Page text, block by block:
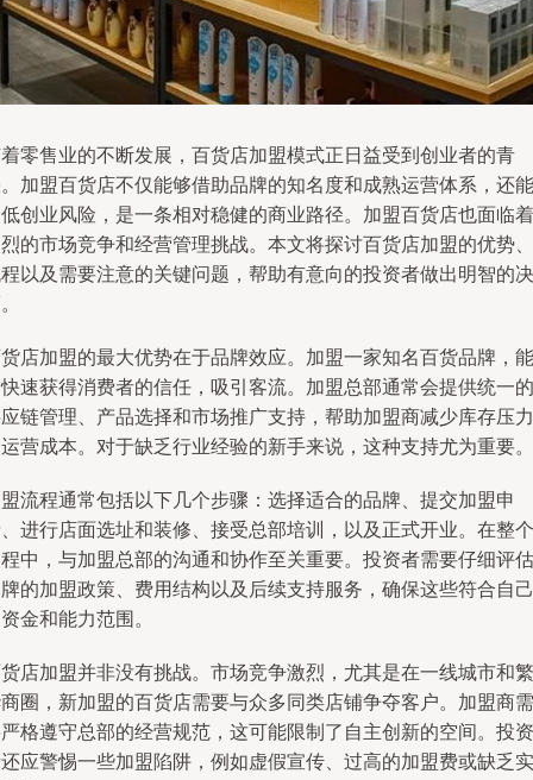
零售业的不断发展，百货店加盟模式正日益受到创业者的青
加盟百货店不仅能够借助品牌的知名度和成熟运营体系，还能
创业风险，是一条相对稳健的商业路径。加盟百货店也面临着
的市场竞争和经营管理挑战。本文将探讨百货店加盟的优势、
以及需要注意的关键问题，帮助有意向的投资者做出明智的决
店加盟的最大优势在于品牌效应。加盟一家知名百货品牌，能
速获得消费者的信任，吸引客流。加盟总部通常会提供统一的
链管理、产品选择和市场推广支持，帮助加盟商减少库存压力
营成本。对于缺乏行业经验的新手来说，这种支持尤为重要。
流程通常包括以下几个步骤：选择适合的品牌、提交加盟申
进行店面选址和装修、接受总部培训，以及正式开业。在整个
中，与加盟总部的沟通和协作至关重要。投资者需要仔细评估
的加盟政策、费用结构以及后续支持服务，确保这些符合自己
金和能力范围。
店加盟并非没有挑战。市场竞争激烈，尤其是在一线城市和繁
圈，新加盟的百货店需要与众多同类店铺争夺客户。加盟商需
格遵守总部的经营规范，这可能限制了自主创新的空间。投资
应警惕一些加盟陷阱，例如虚假宣传、过高的加盟费或缺乏实